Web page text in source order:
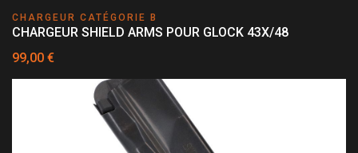
CHARGEUR CATÉGORIE B
CHARGEUR SHIELD ARMS POUR GLOCK 43X/48
99,00 €